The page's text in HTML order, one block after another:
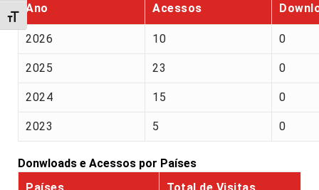
Alternar tamanho da fonte
Ano Acessos
2026 10 0
2025 23 0
2024 15 0
2023 5 0
Donwloads e Acessos por Países